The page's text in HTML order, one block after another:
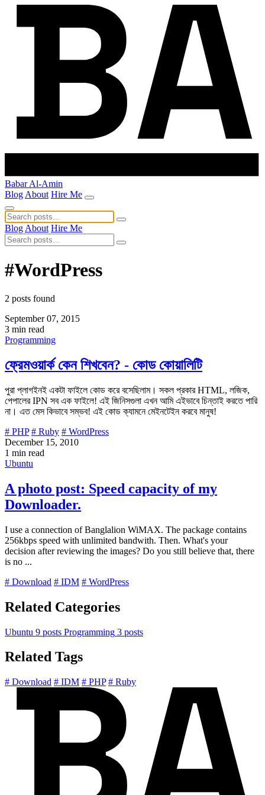
Babar Al-Amin
Blog About Hire Me
Blog About Hire Me
#WordPress
2 posts found
September 07, 2015
3 min read
Programming
ফ্রেমওয়ার্ক কেন শিখবেন? - কোড কোয়ালিটি
পুরা প্লাগইনই একটা ফাইলে কোড করে বসেছিলাম। সকল প্রকার HTML, লজিক,
পেপালের IPN সব এক ফাইলে! এই জিনিসগুলা এখন আমি এইভাবে চিন্তাই করতে পারি
না। এত মেস কিভাবে সম্ভব! এই কোড ক্যামনে মেইনটেইন করবে মানুষ!
# PHP # Ruby # WordPress
December 15, 2010
1 min read
Ubuntu
A photo post: Speed capacity of my
Downloader.
I use a connection of Banglalion WiMAX. The package contains
256kbps speed with unlimited bandwith. Then. What's your
decision after reviewing the images? Do you still believe that, there
is no ...
# Download # IDM # WordPress
Related Categories
Ubuntu 9 posts Programming 3 posts
Related Tags
# Download # IDM # PHP # Ruby